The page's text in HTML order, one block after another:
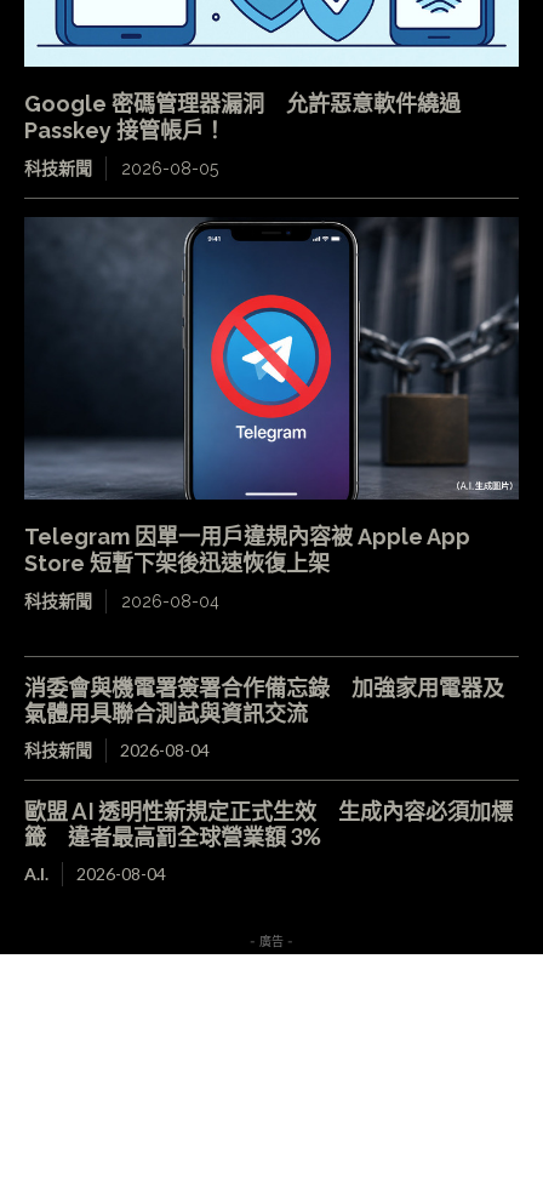
Google 密碼管理器漏洞 允許惡意軟件繞過
Passkey 接管帳戶！
科技新聞 2026-08-05
Telegram 因單一用戶違規內容被 Apple App
Store 短暫下架後迅速恢復上架
科技新聞 2026-08-04
消委會與機電署簽署合作備忘錄 加強家用電器及
氣體用具聯合測試與資訊交流
科技新聞 2026-08-04
歐盟 AI 透明性新規定正式生效 生成內容必須加標
籤 違者最高罰全球營業額 3%
A.I. 2026-08-04
- 廣告 -